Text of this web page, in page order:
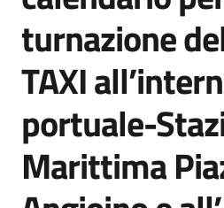
turnazione
TAXI
portuale-
Marittima